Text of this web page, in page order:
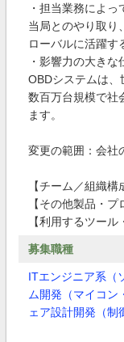
・担当業務によ
当局とのやり取り
ローバルに活躍す
・影響力の大き
OBDシステムは、
数百万台規模で社
ます。
変更の範囲：会社
【チーム／組織構
【その他製品・プ
【利用するツール
募集職種
ITエンジニア系（
ム開発（マイコン
ェア設計開発（制